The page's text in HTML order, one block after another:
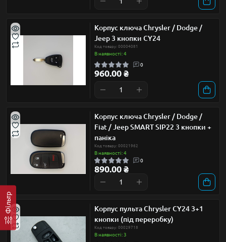
Фільтр
Корпус ключа Chrysler / Dodge /
Jeep 3 кнопки CY24
Код товару: 00004081
В наявності: 4
0
960.00 ₴
Корпус ключа Chrysler / Dodge /
Fiat / Jeep SMART SIP22 3 кнопки +
паніка
Код товару: 00021962
В наявності: 4
0
890.00 ₴
Корпус пульта Chrysler CY24 3+1
кнопки (під переробку)
Код товару: 00029718
В наявності: 3